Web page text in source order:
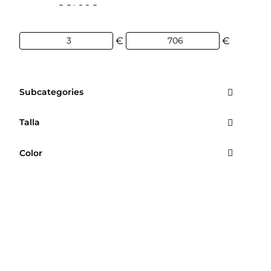
€ €
Subcategories
Talla
Color